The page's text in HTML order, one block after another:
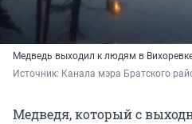
Медведь выходил к людям в
Источник: Канала мэра Братского
Медведя, который с